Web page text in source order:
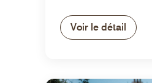
Voir le détail